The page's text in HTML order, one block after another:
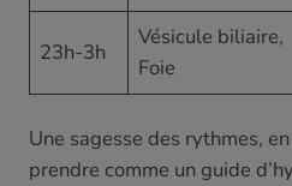
23h-3h
Vésicule biliaire,
Foie
Une sagesse des rythmes,
prendre comme un guide